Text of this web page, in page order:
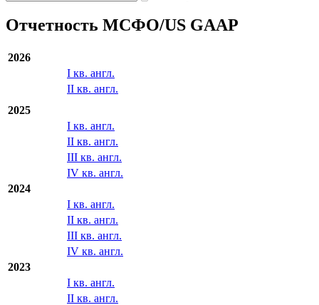
Отчетность МСФО/US GAAP
2026
I кв. англ.
II кв. англ.
2025
I кв. англ.
II кв. англ.
III кв. англ.
IV кв. англ.
2024
I кв. англ.
II кв. англ.
III кв. англ.
IV кв. англ.
2023
I кв. англ.
II кв. англ.